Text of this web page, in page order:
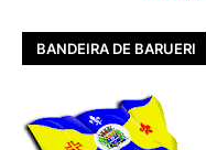
BANDEIRA DE BARUERI